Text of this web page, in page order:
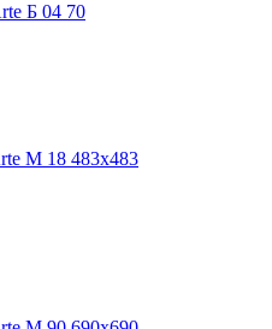
Б 04 70
М 18 483х483